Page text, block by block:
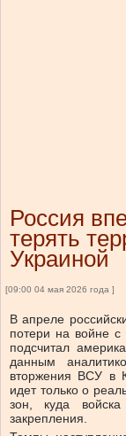
Россия
терять
Украиной
[09:00 04 мая 2026 года ]
В апреле
потери на войне с
подсчитал
данным
вторжения ВСУ в
идет только о
зон, куда
закрепления.